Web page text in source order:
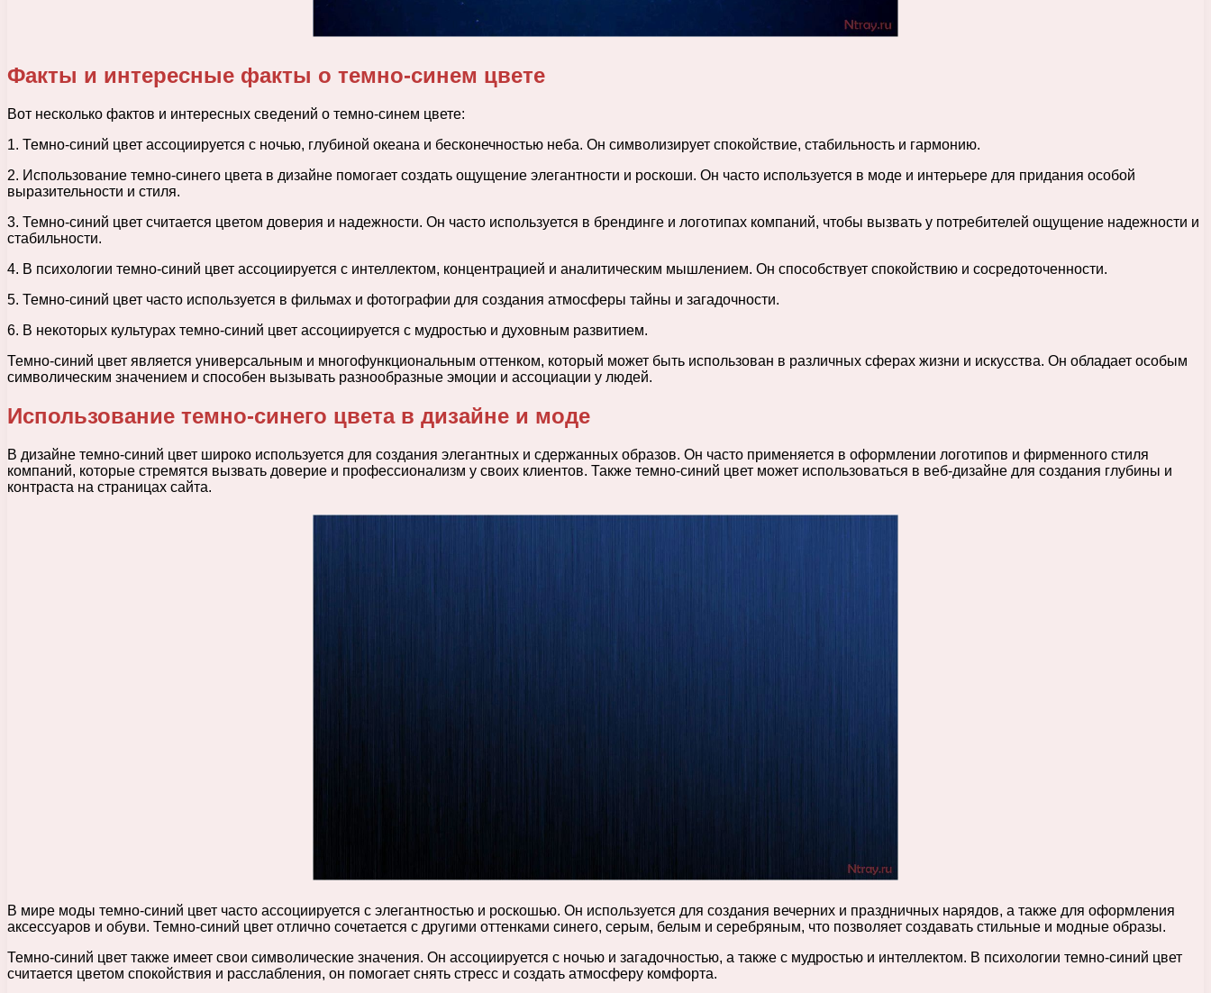
Факты и интересные факты о темно-синем цвете
Вот несколько фактов и интересных сведений о темно-синем цвете:
1. Темно-синий цвет ассоциируется с ночью, глубиной океана и бесконечностью неба. Он символизирует спокойствие, стабильность и гармонию.
2. Использование темно-синего цвета в дизайне помогает создать ощущение элегантности и роскоши. Он часто используется в моде и интерьере для придания особой
выразительности и стиля.
3. Темно-синий цвет считается цветом доверия и надежности. Он часто используется в брендинге и логотипах компаний, чтобы вызвать у потребителей ощущение надежности и
стабильности.
4. В психологии темно-синий цвет ассоциируется с интеллектом, концентрацией и аналитическим мышлением. Он способствует спокойствию и сосредоточенности.
5. Темно-синий цвет часто используется в фильмах и фотографии для создания атмосферы тайны и загадочности.
6. В некоторых культурах темно-синий цвет ассоциируется с мудростью и духовным развитием.
Темно-синий цвет является универсальным и многофункциональным оттенком, который может быть использован в различных сферах жизни и искусства. Он обладает особым
символическим значением и способен вызывать разнообразные эмоции и ассоциации у людей.
Использование темно-синего цвета в дизайне и моде
В дизайне темно-синий цвет широко используется для создания элегантных и сдержанных образов. Он часто применяется в оформлении логотипов и фирменного стиля
компаний, которые стремятся вызвать доверие и профессионализм у своих клиентов. Также темно-синий цвет может использоваться в веб-дизайне для создания глубины и
контраста на страницах сайта.
В мире моды темно-синий цвет часто ассоциируется с элегантностью и роскошью. Он используется для создания вечерних и праздничных нарядов, а также для оформления
аксессуаров и обуви. Темно-синий цвет отлично сочетается с другими оттенками синего, серым, белым и серебряным, что позволяет создавать стильные и модные образы.
Темно-синий цвет также имеет свои символические значения. Он ассоциируется с ночью и загадочностью, а также с мудростью и интеллектом. В психологии темно-синий цвет
считается цветом спокойствия и расслабления, он помогает снять стресс и создать атмосферу комфорта.